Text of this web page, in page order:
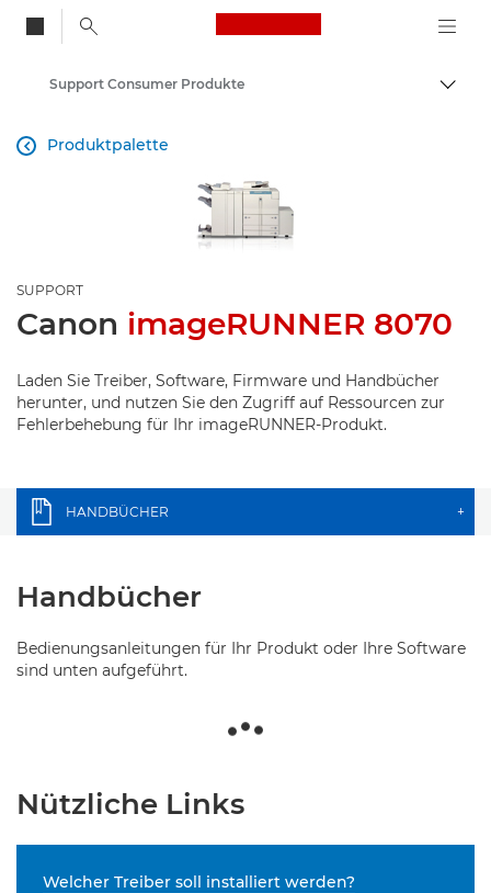
Canon Logo, back
Auf
Support Consumer Produkte
Produktpalette

SUPPORT
Canon imageRUNNER 8070
Laden Sie Treiber, Software, Firmware und Handbücher
herunter, und nutzen Sie den Zugriff auf Ressourcen zur
Fehlerbehebung für Ihr imageRUNNER-Produkt.
HANDBÜCHER +
Handbücher
Bedienungsanleitungen für Ihr Produkt oder Ihre Software
sind unten aufgeführt.
Nützliche Links
Welcher Treiber soll installiert werden?